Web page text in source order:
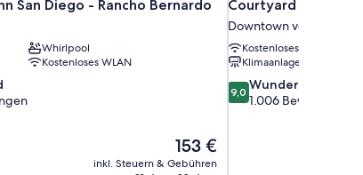
San Diego - Rancho Bernardo
Whirlpool
Kostenloses WLAN
Der
Preis
153 €
inkl. Steuern & Gebühren
Courtyard by
Downtown von San
Kostenloses WLAN
Klimaanlage
9.0
von
9,0 Wunderbar
1.006 Bewertungen